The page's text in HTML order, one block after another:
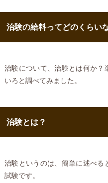
治験の給料ってどのくらい
治験について、治験とは何か？
いろと調べてみました。
治験とは？
治験というのは、簡単に述べる
試験です。